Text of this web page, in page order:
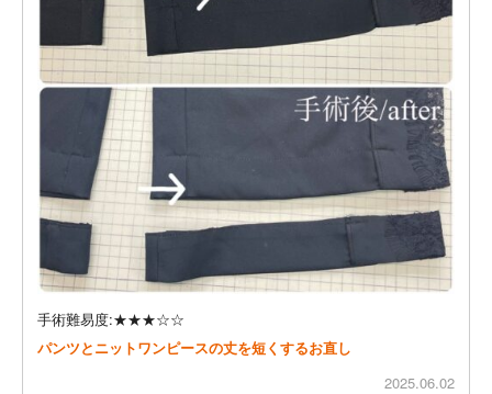
手術難易度:★★★☆☆
パンツとニットワンピースの丈を短くするお直し
2025.06.02